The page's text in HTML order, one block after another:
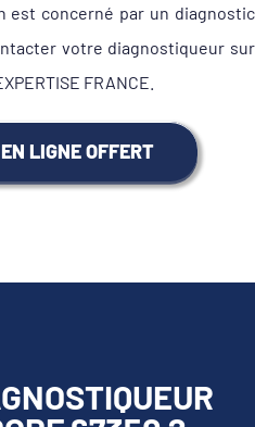
est concerné par un diagnostic
votre diagnostiqueur sur
FRANCE.
LIGNE OFFERT